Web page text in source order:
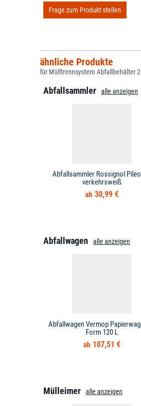
Frage zum Produkt stellen
ähnliche Produkte
für Mülltrennsystem Abfallbehälter
Abfallsammler alle anzeigen
Abfallsammler Rossignol
verkehrsweiß
30,99 €
Abfallwagen alle anzeigen
Abfallwagen Vermop
Form 120 L
107,51 €
Mülleimer alle anzeigen